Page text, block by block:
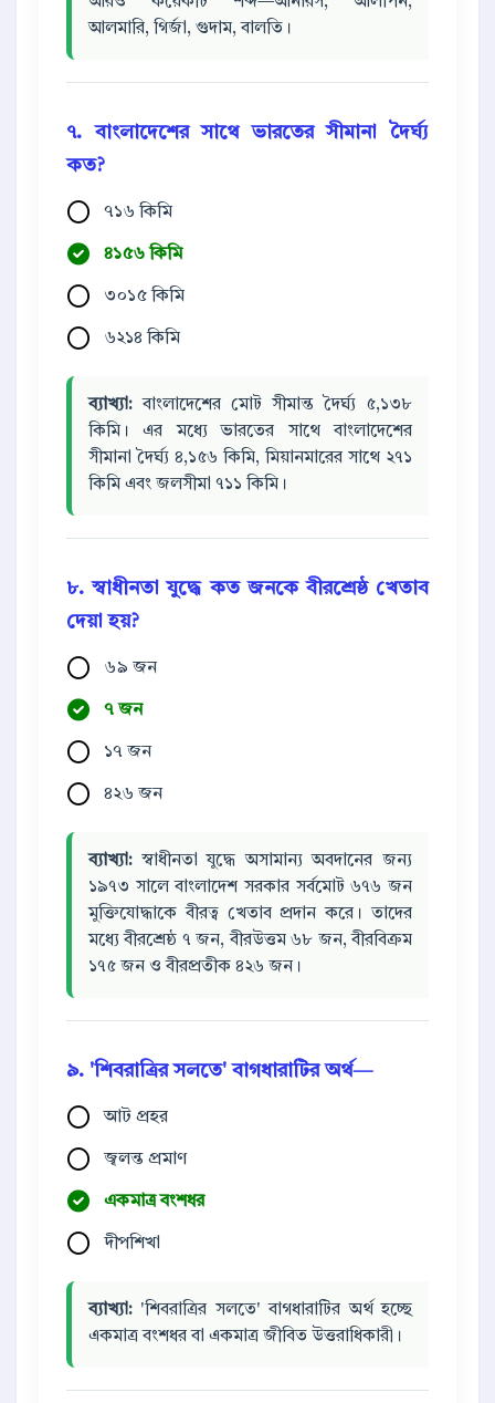
আলমারি, গির্জা, গুদাম, বালতি।
৭. বাংলাদেশের সাথে ভারতের সীমানা দৈর্ঘ্য
কত?
৭১৬ কিমি
৪১৫৬ কিমি
৩০১৫ কিমি
৬২১৪ কিমি
ব্যাখ্যা: বাংলাদেশের মোট সীমান্ত দৈর্ঘ্য ৫,১৩৮
কিমি। এর মধ্যে ভারতের সাথে বাংলাদেশের
সীমানা দৈর্ঘ্য ৪,১৫৬ কিমি, মিয়ানমারের সাথে ২৭১
কিমি এবং জলসীমা ৭১১ কিমি।
৮. স্বাধীনতা যুদ্ধে কত জনকে বীরশ্রেষ্ঠ খেতাব
দেয়া হয়?
৬৯ জন
৭ জন
১৭ জন
৪২৬ জন
ব্যাখ্যা: স্বাধীনতা যুদ্ধে অসামান্য অবদানের জন্য
১৯৭৩ সালে বাংলাদেশ সরকার সর্বমোট ৬৭৬ জন
মুক্তিযোদ্ধাকে বীরত্ব খেতাব প্রদান করে। তাদের
মধ্যে বীরশ্রেষ্ঠ ৭ জন, বীরউত্তম ৬৮ জন, বীরবিক্রম
১৭৫ জন ও বীরপ্রতীক ৪২৬ জন।
৯. 'শিবরাত্রির সলতে' বাগধারাটির অর্থ—
আট প্রহর
জ্বলন্ত প্রমাণ
একমাত্র বংশধর
দীপশিখা
ব্যাখ্যা: 'শিবরাত্রির সলতে' বাগধারাটির অর্থ হচ্ছে
একমাত্র বংশধর বা একমাত্র জীবিত উত্তরাধিকারী।